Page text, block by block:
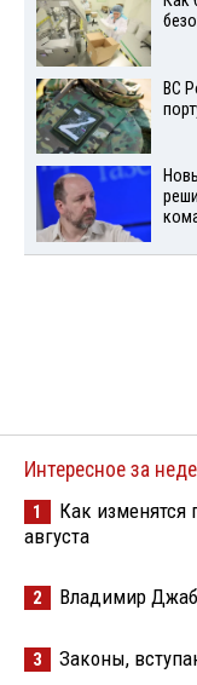
ВС
Интересное за
1
Как изменятся
августа
2 Владимир
3 Законы,